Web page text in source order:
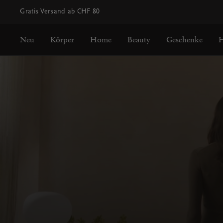
Gratis Versand ab CHF 80
Neu Körper Home Beauty Geschenke